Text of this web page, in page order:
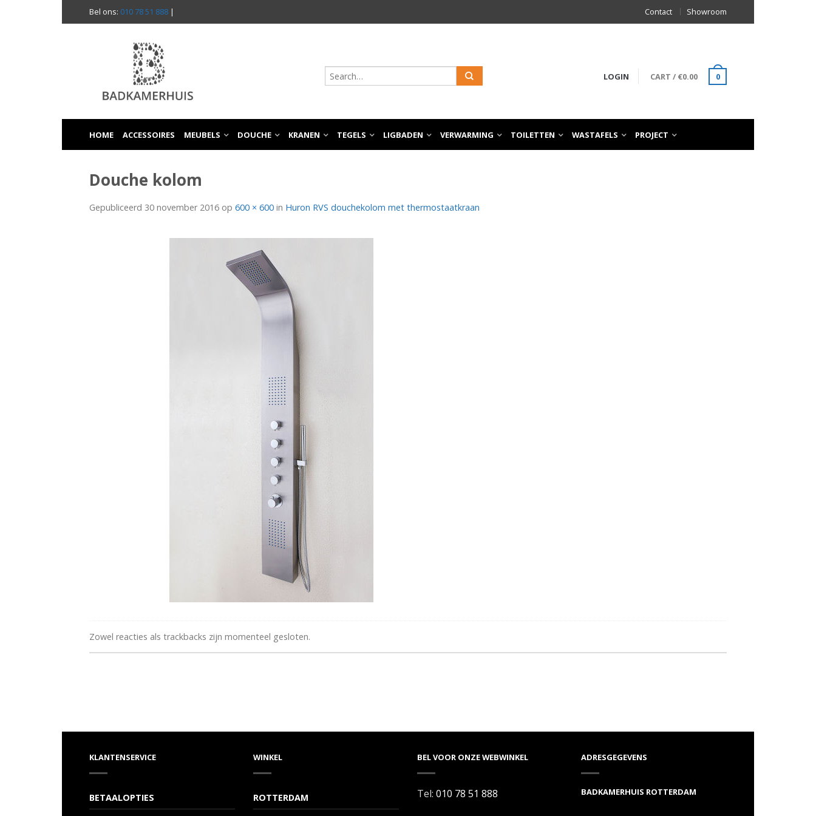
Bel ons: 010 78 51 888 | Contact Showroom
LOGIN CART / €0.00 0
HOME ACCESSOIRES MEUBELS DOUCHE KRANEN TEGELS LIGBADEN VERWARMING TOILETTEN WASTAFELS PROJECT
Douche kolom
Gepubliceerd 30 november 2016 op 600 × 600 in Huron RVS douchekolom met thermostaatkraan
Zowel reacties als trackbacks zijn momenteel gesloten.
KLANTENSERVICE
BETAALOPTIES
WINKEL
ROTTERDAM
BEL VOOR ONZE WEBWINKEL
Tel: 010 78 51 888
ADRESGEGEVENS
BADKAMERHUIS ROTTERDAM